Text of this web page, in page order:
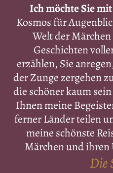
Ich möchte Sie
Kosmos für
Welt der
Geschichten
erzählen, Sie
der Zunge zergehen
die schöner kaum
Ihnen meine
ferner Länder teilen
meine schönste
Märchen und
Die